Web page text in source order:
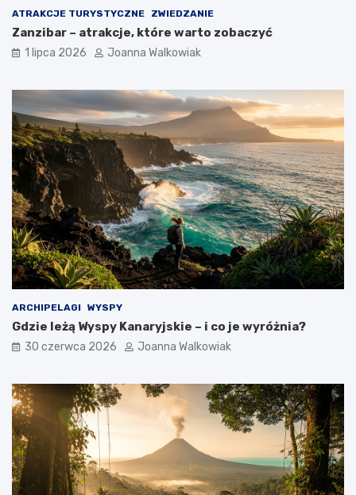
ATRAKCJE TURYSTYCZNE ZWIEDZANIE
Zanzibar – atrakcje, które warto zobaczyć
1 lipca 2026 Joanna Walkowiak
ARCHIPELAGI WYSPY
Gdzie leżą Wyspy Kanaryjskie – i co je wyróżnia?
30 czerwca 2026 Joanna Walkowiak